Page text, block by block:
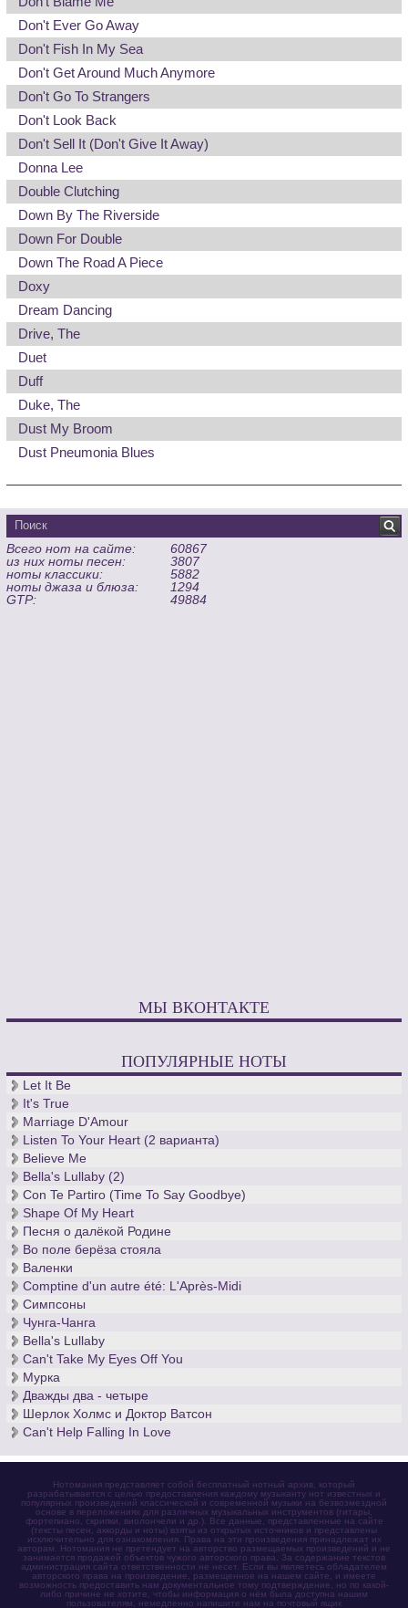
Don't Ever Go Away
Don't Fish In My Sea
Don't Get Around Much Anymore
Don't Go To Strangers
Don't Look Back
Don't Sell It (Don't Give It Away)
Donna Lee
Double Clutching
Down By The Riverside
Down For Double
Down The Road A Piece
Doxy
Dream Dancing
Drive, The
Duet
Duff
Duke, The
Dust My Broom
Dust Pneumonia Blues
Всего нот на сайте:
60867
из них ноты песен:
3807
ноты классики:
5882
ноты джаза и блюза:
1294
GTP:
49884
МЫ ВКОНТАКТЕ
ПОПУЛЯРНЫЕ НОТЫ
Let It Be
It's True
Marriage D'Amour
Listen To Your Heart (2 варианта)
Believe Me
Bella's Lullaby (2)
Con Te Partiro (Time To Say Goodbye)
Shape Of My Heart
Песня о далёкой Родине
Во поле берёза стояла
Валенки
Comptine d'un autre été: L'Après-Midi
Симпсоны
Чунга-Чанга
Bella's Lullaby
Can't Take My Eyes Off You
Мурка
Дважды два - четыре
Шерлок Холмс и Доктор Ватсон
Can't Help Falling In Love
Нотомания представляет собой бесплатный нотный архив, который
разрабатывается с целью предоставления каждому музыканту нот известных и
популярных произведений классической и современной музыки на безвозмездной
основе в переложениях для различных музыкальных инструментов (гитары,
фортепиано, скрипки, виолончели и др.). Все данные, представленные на сайте
(тексты песен, аккорды и ноты) взяты из открытых источников и представлены
исключительно для ознакомления. Права на эти произведения принадлежат их
авторам. Нотомания не претендует на авторство размещаемых произведений и не
занимается продажей объектов чужого авторского права. За содержание текстов
администрация сайта ответственности не несет. Если вы являетесь обладателем
авторского права на произведение, размещенное на нашем сайте, и имеете
возможность предоставить нам документальное тому подтверждение, но по какой-
либо причине не хотите, чтобы информация о нём была доступна нашим
пользователям, немедленно напишите нам на почтовый ящик